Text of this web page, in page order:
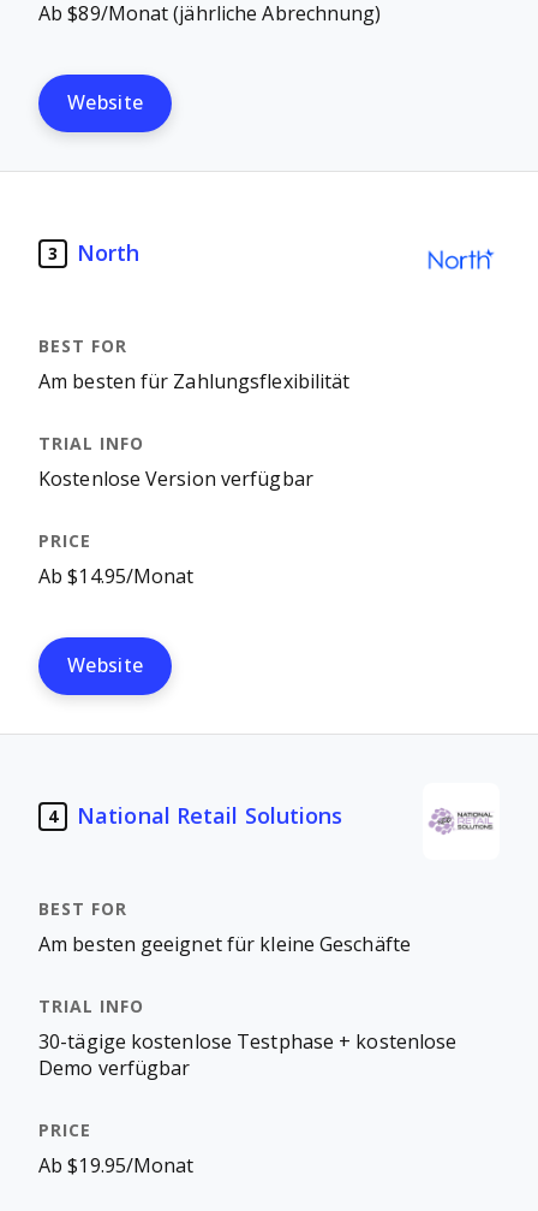
Ab $89/Monat (jährliche Abrechnung)
Website
3 North
Am besten für Zahlungsflexibilität
Kostenlose Version verfügbar
Ab $14.95/Monat
Website
4 National Retail Solutions
Am besten geeignet für kleine Geschäfte
30-tägige kostenlose Testphase + kostenlose
Demo verfügbar
Ab $19.95/Monat